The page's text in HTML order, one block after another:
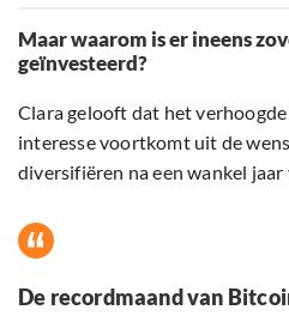
Maar waarom is er ineens
geïnvesteerd?
Clara gelooft dat het
interesse voortkomt uit de
diversifiëren na een wankel
De recordmaand van